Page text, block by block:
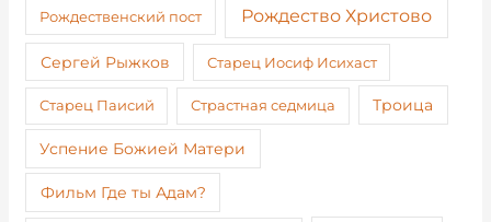
Рождественский пост Рождество Христово
Сергей Рыжков Старец Иосиф Исихаст
Старец Паисий Страстная седмица Троица
Успение Божией Матери
Фильм Где ты Адам?